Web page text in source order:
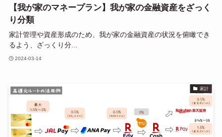
【我が家のマネープラン】我が家の金融資産をざっく
り分類
家計管理や資産形成のため、我が家の金融資産の状況を俯瞰でき
るよう、ざっくり分...
2024-03-14
家計